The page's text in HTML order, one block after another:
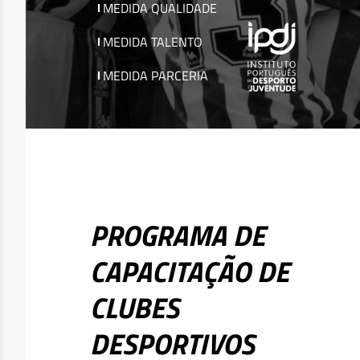
MEDIDA QUALIDADE
MEDIDA TALENTO
MEDIDA PARCERIA
PROGRAMA DE
CAPACITAÇÃO DE
CLUBES
DESPORTIVOS